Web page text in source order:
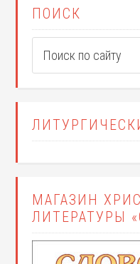
ПОИСК
МАГАЗИН
ЛИТЕРАТУРЫ